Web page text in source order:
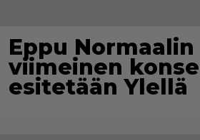
Eppu Normaalin
viimeinen
esitetään Ylellä